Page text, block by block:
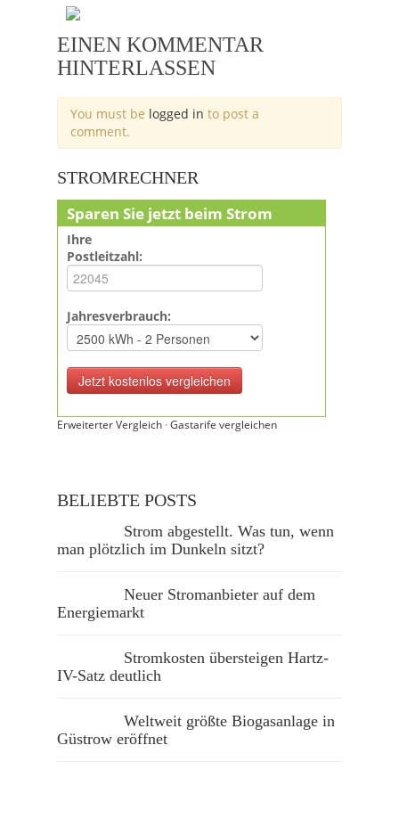
EINEN KOMMENTAR
HINTERLASSEN
You must be logged in to post a
comment.
STROMRECHNER
Sparen Sie jetzt beim Strom
Ihre
Postleitzahl:
Jahresverbrauch:
Erweiterter Vergleich ·Gastarife vergleichen
BELIEBTE POSTS
Strom abgestellt. Was tun, wenn
man plötzlich im Dunkeln sitzt?
Neuer Stromanbieter auf dem
Energiemarkt
Stromkosten übersteigen Hartz-
IV-Satz deutlich
Weltweit größte Biogasanlage in
Güstrow eröffnet